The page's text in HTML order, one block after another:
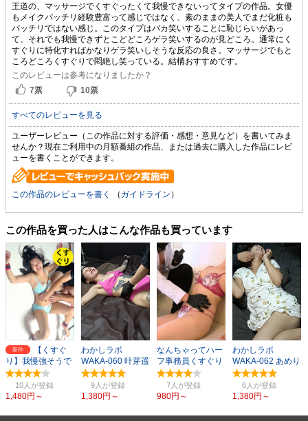
王道の、マッサージでくすぐったくて我慢できないってタイプの作品。女優
もメイクバッチリ経験豊富って感じではなく、素のままの美人でまだ化粧も
バッチリではない感じ。このタイプはバカ笑いすることに恥じらいがあっ
て、それでも我慢できずとこどどころゲラ笑いするのが見どころ。通常にく
すぐりに特化すればかなりゲラ笑いしそうな反応の良さ。マッサージでもと
ころどころくすぐりで悶絶し笑っている。結構おすすめです。
このレビューは参考になりましたか？
7票 10票
すべてのレビューを見る
ユーザーレビュー（この作品に対する評価・感想・意見など）を書いてみま
せんか？現在ご利用中の月額番組の作品、または過去に購入した作品にレビ
ューを書くことができます。
この作品のレビューを書く （ ガイドライン ）
この作品を買った人はこんな作品も買っています
新作
【くすぐ
り】我慢強そうで
弱すぎるまりちゃ
10人
1,480円～
わかしラボ
WAKA-060 叶芽遥
希（7）
9人
1,380円～
なんちゃってハー
フ事務員くすぐり
ツボ探し女体実験
7人
980円～
わかしラボ
WAKA-062 あめり
ん（1）
6人
1,380円～